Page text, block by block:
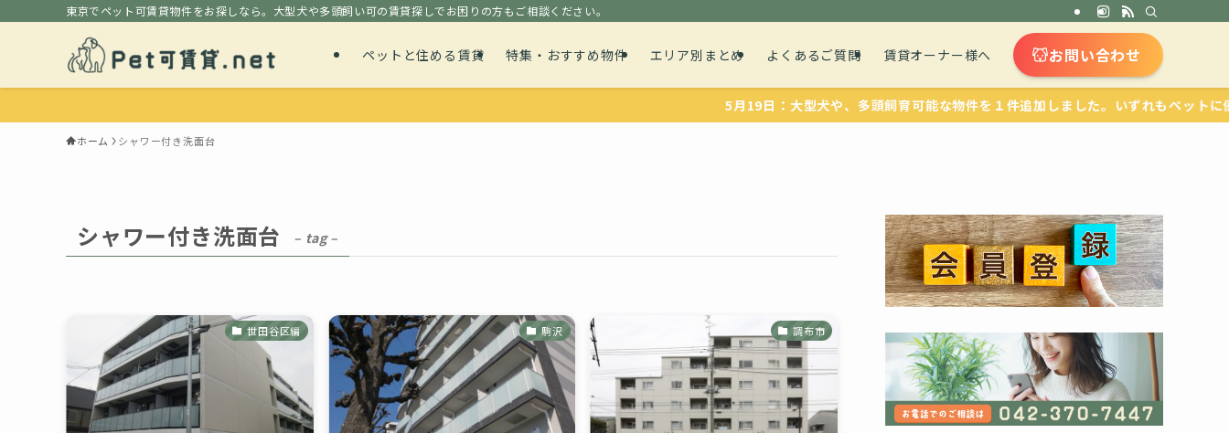
東京でペット可賃貸物件をお探しなら。大型犬や多頭飼い可の賃貸探しでお困りの方もご相談ください。
ペットと住める賃貸 特集・おすすめ物件 エリア別まとめ よくあるご質問 賃貸オーナー様へ お問い合わせ
5月19日：大型犬や、多頭飼育可能な物件を１件追加しました。いずれもペットに優しい
ホーム シャワー付き洗面台
シャワー付き洗面台 – tag –
世田谷区編 駒沢 調布市